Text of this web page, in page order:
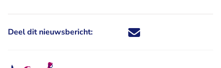
Deel dit nieuwsbericht: Deel dit nieuwsbericht via X -
Deel dit nieuwsbericht via
Deel dit nieuwsbericht
Deel dit